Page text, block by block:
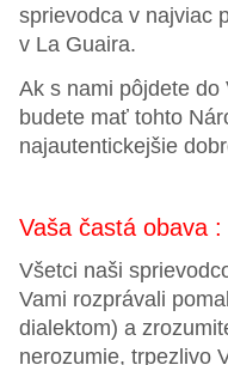
sprievodca v najviac
v La Guaira.
Ak s nami pôjdete do
budete mať tohto
najautentickejšie
Vaša častá obava
Všetci naši
Vami rozprávali
dialektom) a
nerozumie, trpezlivo